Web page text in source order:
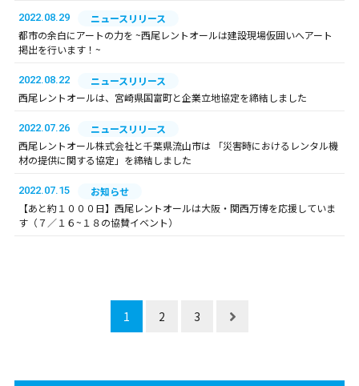
2022.08.29
ニュースリリース
都市の余白にアートの力を ~西尾レントオールは建設現場仮囲いへアート
掲出を行います！~
2022.08.22
ニュースリリース
西尾レントオールは、宮崎県国富町と企業立地協定を締結しました
2022.07.26
ニュースリリース
西尾レントオール株式会社と千葉県流山市は 「災害時におけるレンタル機
材の提供に関する協定」を締結しました
2022.07.15
お知らせ
【あと約１０００日】西尾レントオールは大阪・関西万博を応援していま
す（７／１６~１８の協賛イベント）
1 2 3